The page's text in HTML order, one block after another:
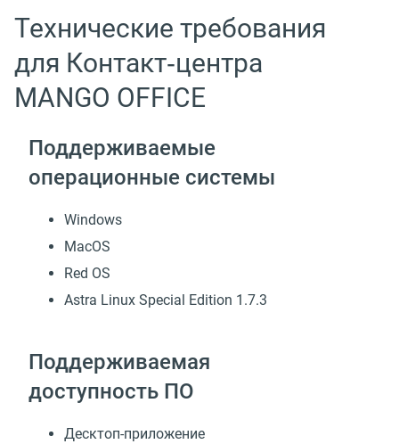
Технические требования
для Контакт‑центра
MANGO OFFICE
Поддерживаемые
операционные системы
Windows
MacOS
Red OS
Astra Linux Special Edition 1.7.3
Поддерживаемая
доступность ПО
Десктоп-приложение